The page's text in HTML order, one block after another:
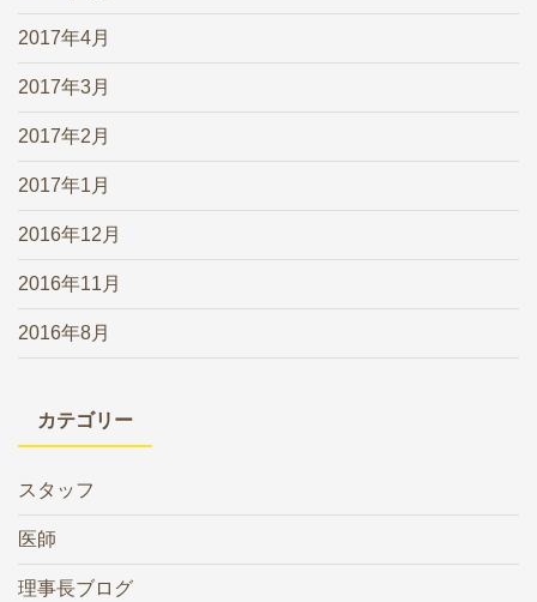
2017年4月
2017年3月
2017年2月
2017年1月
2016年12月
2016年11月
2016年8月
カテゴリー
スタッフ
医師
理事長ブログ